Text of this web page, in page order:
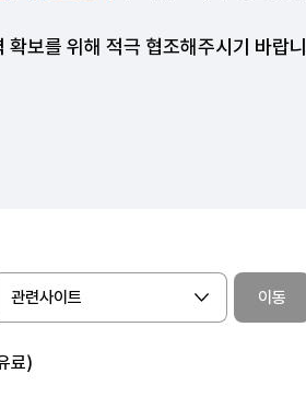
보를 위해 적극 협조해주시기 바랍
료)
관련사이트 이동